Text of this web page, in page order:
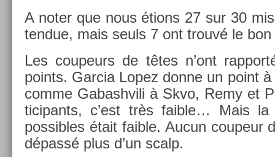
A noter que nous étions 27 sur 30
tendue, mais seuls 7 ont trouvé le
Les co­upeurs de têtes n’ont
points. Gar­cia Lopez donne un point
comme Gabashvili à Skvo, Remy et
ticipants, c’est très faib­le… Mais la
pos­sibles était faib­le. Aucun co­upeur
dépassé plus d’un scalp.